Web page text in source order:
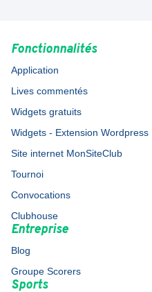
Fonctionnalités
Application
Lives commentés
Widgets gratuits
Widgets - Extension Wordpress
Site internet MonSiteClub
Tournoi
Convocations
Clubhouse
Entreprise
Blog
Groupe Scorers
Sports